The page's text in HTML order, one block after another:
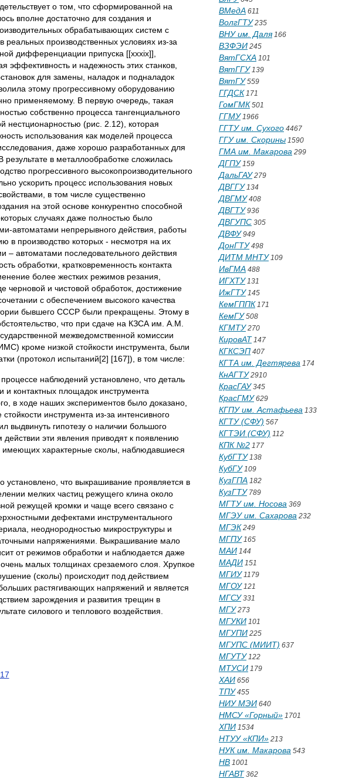
о том, что сформированной на
вполне достаточно для создания и
обрабатывающих систем с
производственных условиях из-за
дифференциации припуска [[xxxix]],
эффективность и надежность этих станков,
для замены, наладок и подналадок
этому прогрессивному оборудованию
применяемому. В первую очередь, такая
собственно процесса тангенциального
нестционарностью (рис. 2.12), которая
использования как моделей процесса
даже хорошо разработанных для
в металлообработке сложилась
прогрессивного высокопроизводительного
ускорить процесс использования новых
в том числе существенно
на этой основе конкурентно способной
случаях даже полностью было
автоматами непрерывного действия, работы
в производство которых - несмотря на их
– автоматами последовательного действия
обработки, кратковременность контакта
более жестких режимов резания,
и чистовой обработок, достижение
с обеспечением высокого качества
бывшего СССР были прекращены. Этому в
что при сдаче на КЗСА им. А.М.
межведомственной комиссии
низкой стойкости инструмента, были
(протокол испытаний[2] [167]), в том числе:
наблюдений установлено, что деталь
и контактных площадок инструмента
в ходе наших экспериментов было доказано,
инструмента из-за интенсивного
выдвинуть гипотезу о наличии большого
эти явления приводят к появлению
характерные сколы, наблюдавшиеся
установлено, что выкрашивание проявляется в
мелких частиц режущего клина около
режущей кромки и чаще всего связано с
дефектами инструментального
неоднородностью микроструктуры и
напряжениями. Выкрашивание мало
от режимов обработки и наблюдается даже
малых толщинах срезаемого слоя. Хрупкое
(сколы) проис­ходит под действием
растягивающих напряжений и является
зарождения и развития трещин в
силового и теплового воздействия.
17
ВМедА 611
ВолгГТУ235
ВНУ им. Даля166
ВЗФЭИ 245
ВятГСХА 101
ВятГГУ139
ВятГУ559
ГГДСК 171
ГомГМК 501
ГГМУ1966
ГГТУ им. Сухого 4467
ГГУ им. Скорины 1590
ГМА им. Макарова 299
ДГПУ159
ДальГАУ279
ДВГГУ134
ДВГМУ408
ДВГТУ936
ДВГУПС 305
ДВФУ949
ДонГТУ498
ДИТМ МНТУ109
ИвГМА 488
ИГХТУ131
ИжГТУ145
КемГППК 171
КемГУ508
КГМТУ270
КировАТ 147
КГКСЭП 407
КГТА им. Дегтярева 174
КнАГТУ2910
КрасГАУ345
КрасГМУ629
КГПУ им. Астафьева 133
КГТУ (СФУ) 567
КГТЭИ (СФУ) 112
КПК №2 177
КубГТУ138
КубГУ109
КузГПА 182
КузГТУ789
МГТУ им. Носова 369
МГЭУ им. Сахарова 232
МГЭК 249
МГПУ165
МАИ 144
МАДИ 151
МГИУ1179
МГОУ121
МГСУ331
МГУ273
МГУКИ 101
МГУПИ 225
МГУПС (МИИТ) 637
МГУТУ122
МТУСИ 179
ХАИ 656
ТПУ455
НИУ МЭИ 640
НМСУ «Горный» 1701
ХПИ 1534
НТУУ «КПИ» 213
НУК им. Макарова 543
НВ 1001
НГАВТ 362